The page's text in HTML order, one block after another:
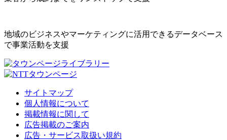
地域のビジネスやマーケティングに活用できるデータベース
で事業活動を支援
サイトマップ
個人情報について
掲載情報に関して
広告掲載のご案内
広告・サービス取扱い規約